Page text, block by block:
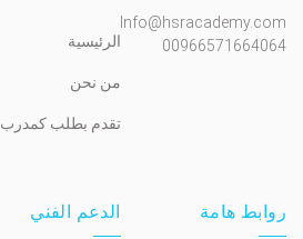
Info@hsracademy.com
00966571664064
الرئيسية
من نحن
تقدم بطلب كمدرب
روابط هامة الدعم الفني